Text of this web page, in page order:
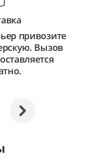
привозите
Вызов